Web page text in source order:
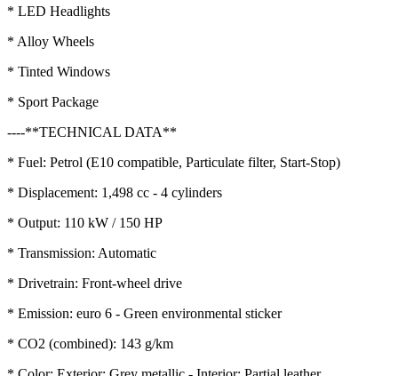
* LED Headlights
* Alloy Wheels
* Tinted Windows
* Sport Package
----**TECHNICAL DATA**
* Fuel: Petrol (E10 compatible, Particulate filter, Start-Stop)
* Displacement: 1,498 cc - 4 cylinders
* Output: 110 kW / 150 HP
* Transmission: Automatic
* Drivetrain: Front-wheel drive
* Emission: euro 6 - Green environmental sticker
* CO2 (combined): 143 g/km